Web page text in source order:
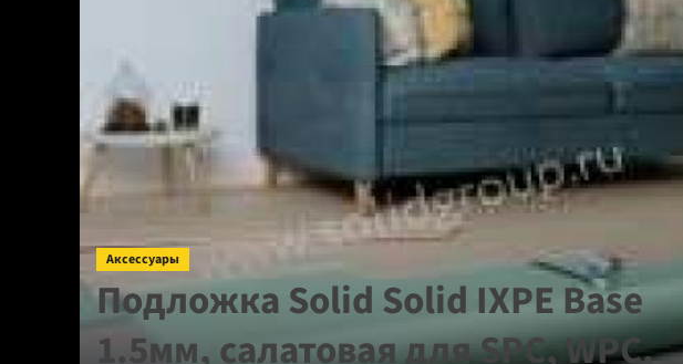
Аксессуары
Подложка Solid Solid IXPE Base
1.5мм, салатовая для SPC, WPC,